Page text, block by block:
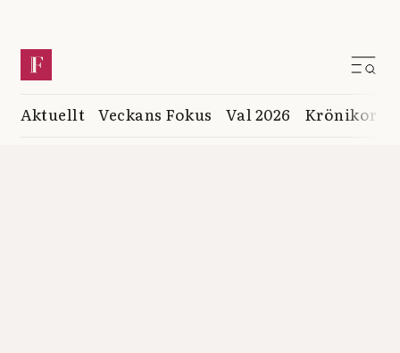
Aktuellt Veckans Fokus Val 2026 Krönikor